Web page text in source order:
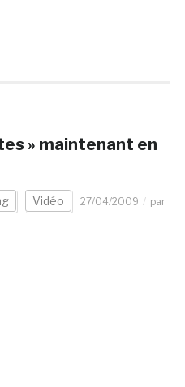
» maintenant en
Vidéo 27/04/2009
par